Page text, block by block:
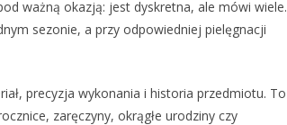
ważną okazją: jest dyskretna, ale mówi wiele.
sezonie, a przy odpowiedniej pielęgnacji
precyzja wykonania i historia przedmiotu. To
zaręczyny, okrągłe urodziny czy